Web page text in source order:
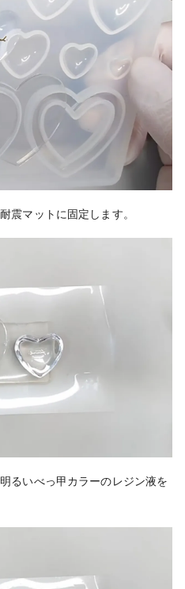
震マットに固定します。
るいべっ甲カラーのレジン液を